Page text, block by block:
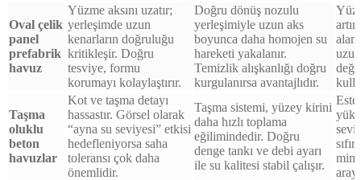
Oval çelik
panel
prefabrik
havuz
Yüzme aksını uzatır;
yerleşimde uzun
kenarların doğruluğu
kritikleşir. Doğru
tesviye, formu
korumayı kolaylaştırır.
Doğru dönüş nozulu
yerleşimiyle uzun aks
boyunca daha homojen su
hareketi yakalanır.
Temizlik alışkanlığı doğru
kurgulanırsa avantajlıdır.
alanı
Taşma
oluklu
beton
havuzlar
Kot ve taşma detayı
hassastır. Görsel olarak
“ayna su seviyesi” etkisi
hedefleniyorsa saha
toleransı çok daha
önemlidir.
Taşma sistemi, yüzey kirini
daha hızlı toplama
eğilimindedir. Doğru
denge tankı ve debi ayarı
ile su kalitesi stabil çalışır.